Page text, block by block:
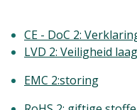
CE - DoC 2:
LVD 2: Veiligheid
EMC 2:storing